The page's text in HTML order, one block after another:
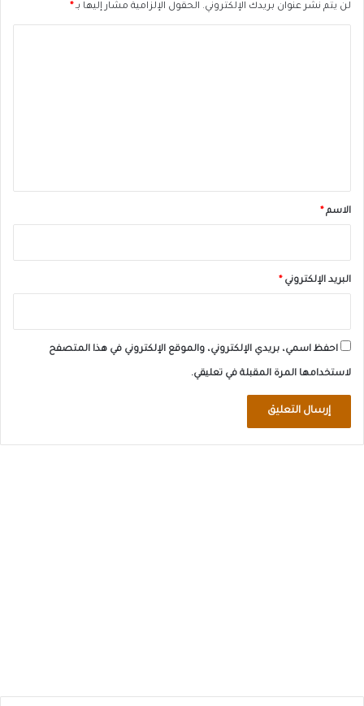
لن يتم نشر عنوان بريدك الإلكتروني. الحقول الإلزامية مشار إليها بـ*
*الاسم*
البريد الإلكتروني*
احفظ اسمي، بريدي الإلكتروني، والموقع الإلكتروني في هذا المتصفح
لاستخدامها المرة المقبلة في تعليقي.